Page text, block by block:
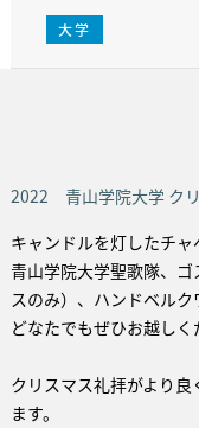
大学
2022 青山学院大学 ク
キャンドルを灯したチャ
青山学院大学聖歌隊、
スのみ）、ハンドベル
どなたでもぜひお越しく
クリスマス礼拝がより
ます。